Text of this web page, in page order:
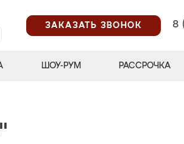
ЗАКАЗАТЬ ЗВОНОК
8
ШОУ-РУМ РАССРОЧКА